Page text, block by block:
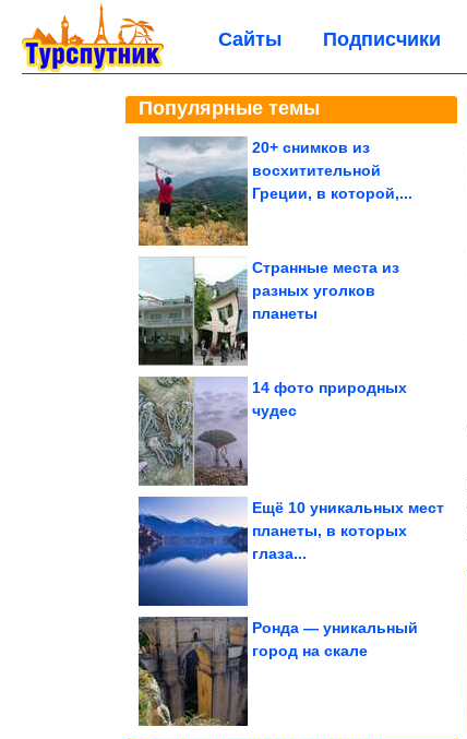
Сайты Подписчики
Популярные темы
20+ снимков из
восхитительной
Греции, в которой,...
Странные места из
разных уголков
планеты
14 фото природных
чудес
Ещё 10 уникальных мест
планеты, в которых
глаза...
Ронда — уникальный
город на скале